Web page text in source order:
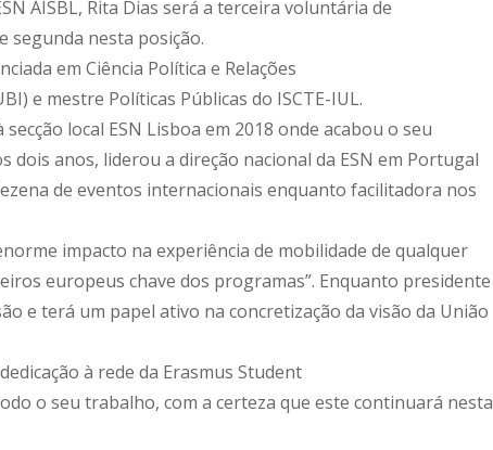
AISBL, Rita Dias será a terceira voluntária de
segunda nesta posição.
em Ciência Política e Relações
e mestre Políticas Públicas do ISCTE-IUL.
local ESN Lisboa em 2018 onde acabou o seu
anos, liderou a direção nacional da ESN em Portugal
de eventos internacionais enquanto facilitadora nos
impacto na experiência de mobilidade de qualquer
europeus chave dos programas”. Enquanto presidente
e terá um papel ativo na concretização da visão da União
à rede da Erasmus Student
o seu trabalho, com a certeza que este continuará nesta